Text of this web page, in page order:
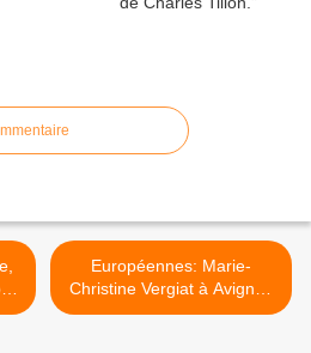
Européennes: Marie-
Christine Vergiat à Avignon
mercredi 23 avril >